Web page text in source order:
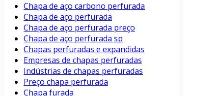
Chapa de aço carbono perfurada
Chapa de aço perfurada
Chapa de aço perfurada preço
Chapa de aço perfurada sp
Chapas perfuradas e expandidas
Empresas de chapas perfuradas
Indústrias de chapas perfuradas
Preço chapa perfurada
Chapa furada